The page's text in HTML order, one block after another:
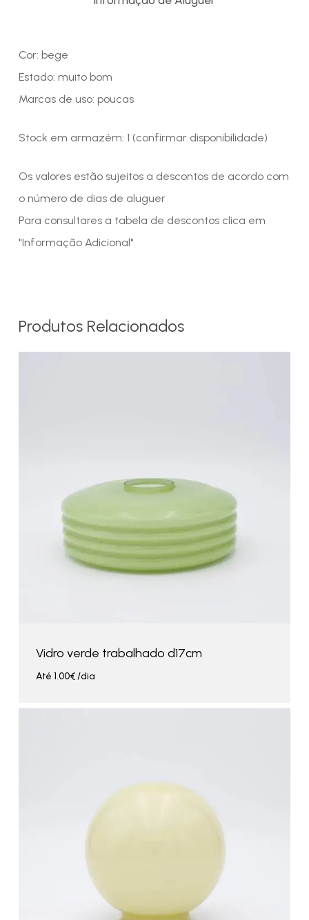
Cor: bege
Estado: muito bom
Marcas de uso: poucas
Stock em armazém: 1 (confirmar disponibilidade)
Os valores estão sujeitos a descontos de acordo com
o número de dias de aluguer
Para consultares a tabela de descontos clica em
"Informação Adicional"
Produtos Relacionados
Vidro verde trabalhado d17cm
Até 1.00€/dia